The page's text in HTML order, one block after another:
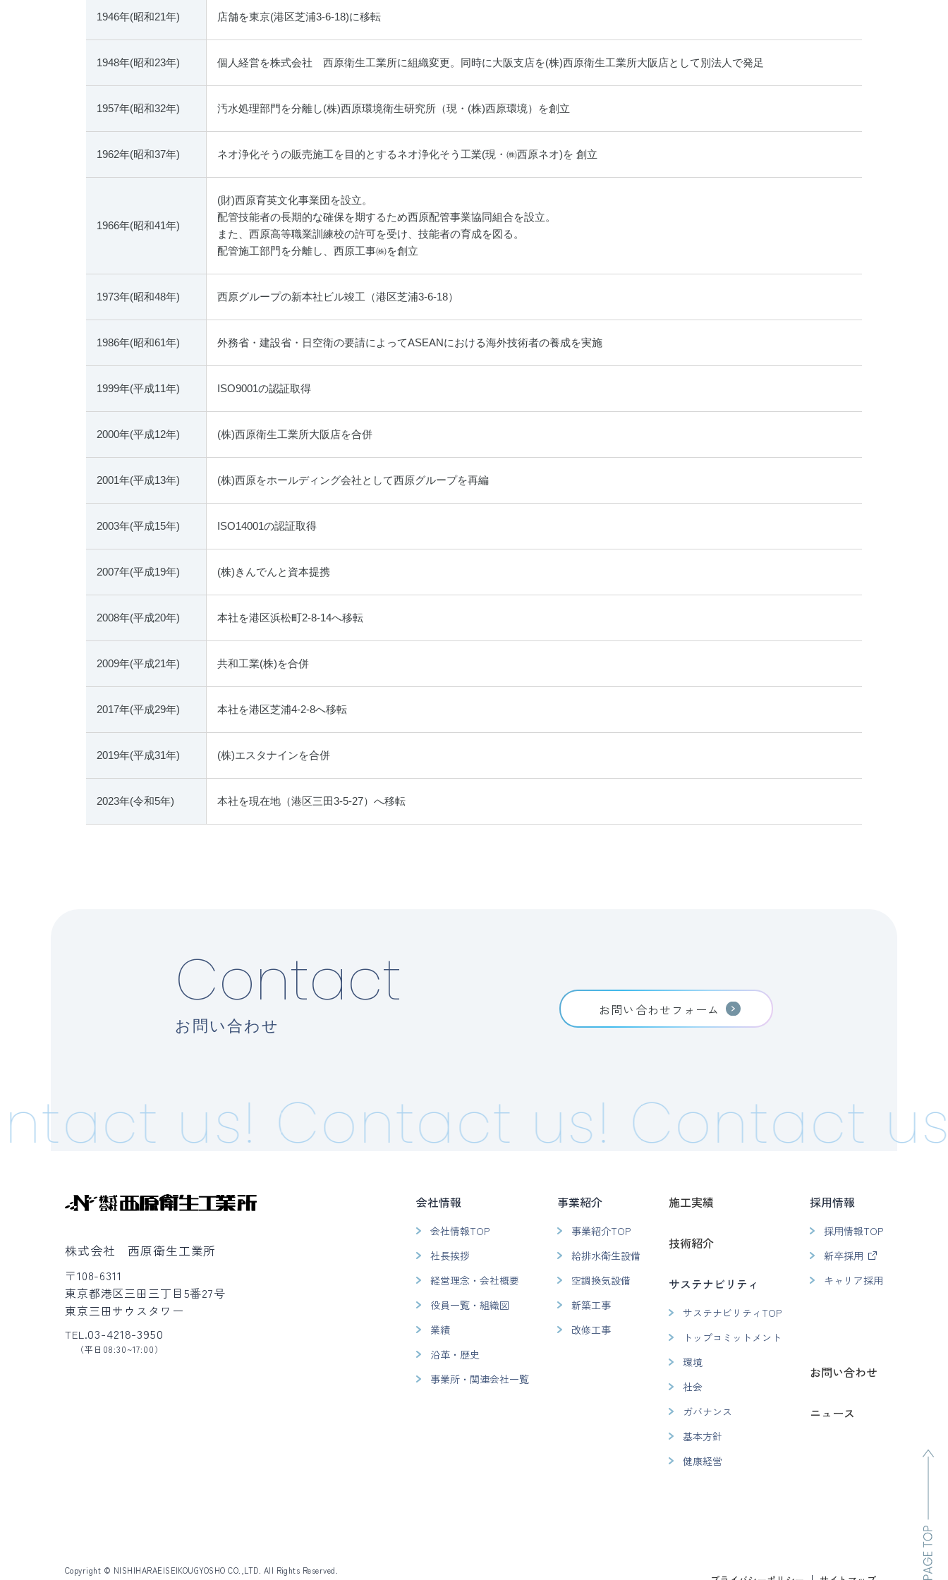
1946年(昭和21年) 店舗を東京(港区芝浦3-6-18)に移転
1948年(昭和23年) 個人経営を株式会社 西原衛生工業所に組織変更。同時に大阪支店を(株)西原衛生工業所大阪店として別法人で発足
1957年(昭和32年) 汚水処理部門を分離し(株)西原環境衛生研究所（現・(株)西原環境）を創立
1962年(昭和37年) ネオ浄化そうの販売施工を目的とするネオ浄化そう工業(現・㈱西原ネオ)を 創立
1966年(昭和41年)
(財)西原育英文化事業団を設立。
配管技能者の長期的な確保を期するため西原配管事業協同組合を設立。
また、西原高等職業訓練校の許可を受け、技能者の育成を図る。
配管施工部門を分離し、西原工事㈱を創立
1973年(昭和48年) 西原グループの新本社ビル竣工（港区芝浦3-6-18）
1986年(昭和61年) 外務省・建設省・日空衛の要請によってASEANにおける海外技術者の養成を実施
1999年(平成11年) ISO9001の認証取得
2000年(平成12年) (株)西原衛生工業所大阪店を合併
2001年(平成13年) (株)西原をホールディング会社として西原グループを再編
2003年(平成15年) ISO14001の認証取得
2007年(平成19年) (株)きんでんと資本提携
2008年(平成20年) 本社を港区浜松町2-8-14へ移転
2009年(平成21年) 共和工業(株)を合併
2017年(平成29年) 本社を港区芝浦4-2-8へ移転
2019年(平成31年) (株)エスタナインを合併
2023年(令和5年) 本社を現在地（港区三田3-5-27）へ移転
Contact
お問い合わせ
お問い合わせフォーム
us! Contact us! Contact us!
株式会社 西原衛生工業所
〒108-6311
東京都港区三田三丁目5番27号
東京三田サウスタワー
TEL.03-4218-3950
（平日08:30~17:00）
会社情報
会社情報TOP
社長挨拶
経営理念・会社概要
役員一覧・組織図
業績
沿革・歴史
事業所・関連会社一覧
事業紹介
事業紹介TOP
給排水衛生設備
空調換気設備
新築工事
改修工事
施工実績
技術紹介
サステナビリティ
サステナビリティTOP
トップコミットメント
環境
社会
ガバナンス
基本方針
健康経営
採用情報
採用情報TOP
新卒採用
キャリア採用
お問い合わせ
ニュース
Copyright © NISHIHARAEISEIKOUGYOSHO CO.,LTD. All Rights Reserved.